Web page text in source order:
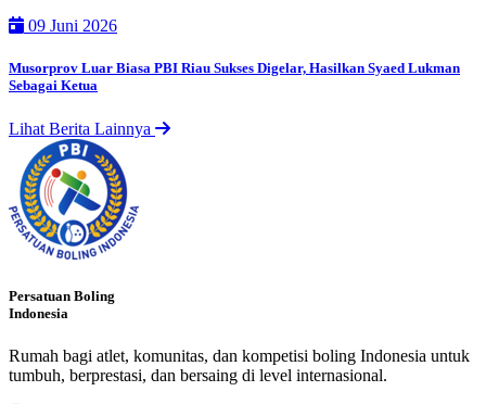
09 Juni 2026
Musorprov Luar Biasa PBI Riau Sukses Digelar, Hasilkan Syaed Lukman
Sebagai Ketua
Lihat Berita Lainnya
Persatuan Boling
Indonesia
Rumah bagi atlet, komunitas, dan kompetisi boling Indonesia untuk
tumbuh, berprestasi, dan bersaing di level internasional.